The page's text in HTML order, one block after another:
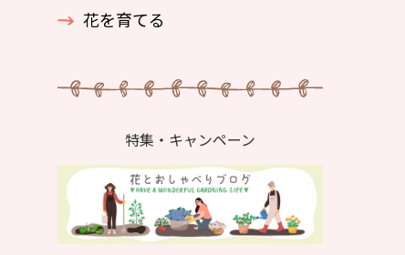
花を育てる
特集・キャンペーン